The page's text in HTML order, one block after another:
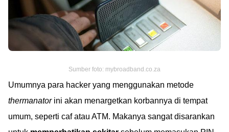
Sumber foto: mybroadband.co.za
Umumnya para hacker yang menggunakan metode
thermanatorini akan menargetkan korbannya di tempat
umum, seperti caf atau ATM. Makanya sangat disarankan